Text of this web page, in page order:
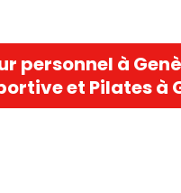
personnel à
et Pilates à